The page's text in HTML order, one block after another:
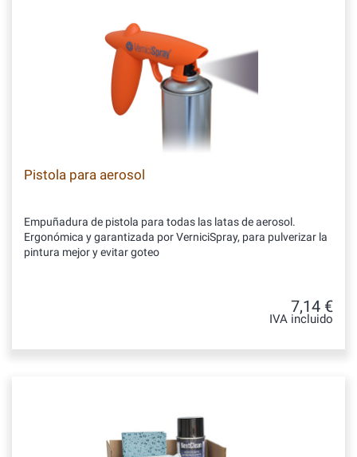
Pistola para aerosol
Empuñadura de pistola para todas las latas de aerosol.
Ergonómica y garantizada por VerniciSpray, para pulverizar la
pintura mejor y evitar goteo
7,14 €
IVA incluido